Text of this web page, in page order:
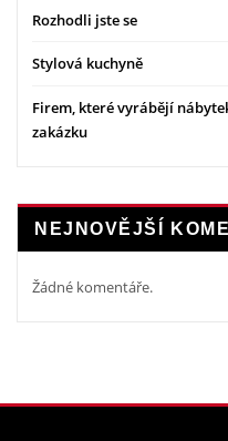
Rozhodli jste se
Stylová kuchyně
Firem, které vyrábějí
zakázku
NEJNOVĚJŠÍ
Žádné komentáře.